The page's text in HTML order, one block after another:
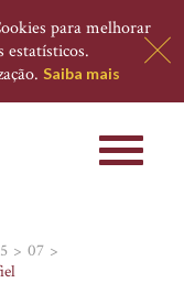
para melhorar
estatísticos.
Saiba mais
Toggle
07